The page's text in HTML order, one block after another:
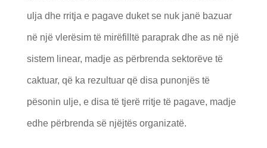
ulja dhe rritja e pagave duket se nuk janë bazuar
në një vlerësim të mirëfilltë paraprak dhe as në një
sistem linear, madje as përbrenda sektorëve të
caktuar, që ka rezultuar që disa punonjës të
pësonin ulje, e disa të tjerë rritje të pagave, madje
edhe përbrenda së njëjtës organizatë.